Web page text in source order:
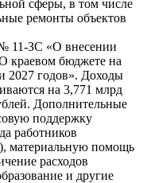
сферы, в том числе
ремонты объектов
№ 11-ЗС «О внесении
краевом бюджете на
2027 годов». Доходы
на 3,771 млрд
Дополнительные
поддержку
работников
материальную помощь
расходов
и другие